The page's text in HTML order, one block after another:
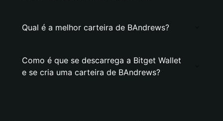
Qual é a melhor carteira de BAndrews?
Como é que se descarrega a Bitget Wallet
e se cria uma carteira de BAndrews?